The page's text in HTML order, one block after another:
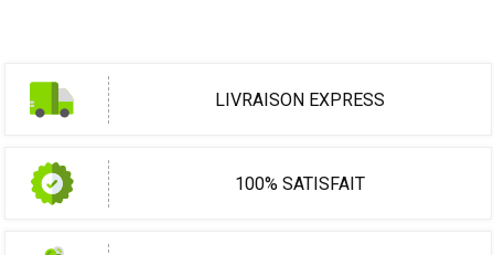
LIVRAISON EXPRESS
100% SATISFAIT